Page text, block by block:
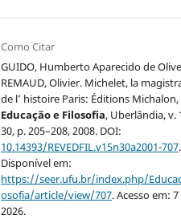
Como Citar
GUIDO, Humberto Aparecido de
REMAUD, Olivier. Michelet, la
de l’ histoire Paris: Éditions Michalon,
Educação e Filosofia, Uberlândia, v.
30, p. 205–208, 2008. DOI:
10.14393/REVEDFIL.v15n30a2001-707.
Disponível em:
https://seer.ufu.br/index.php/
osofia/article/view/707. Acesso em:
2026.